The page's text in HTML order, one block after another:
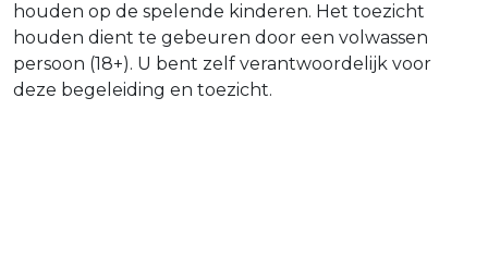
houden op de spelende kinderen. Het toezicht
houden dient te gebeuren door een volwassen
persoon (18+). U bent zelf verantwoordelijk voor
deze begeleiding en toezicht.